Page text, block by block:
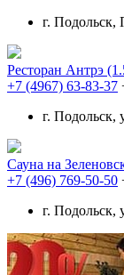
г. Подольск,
Ресторан Антрэ
+7 (4967) 63-83-37
г. Подольск,
Сауна на
+7 (496) 769-50-50
г. Подольск,